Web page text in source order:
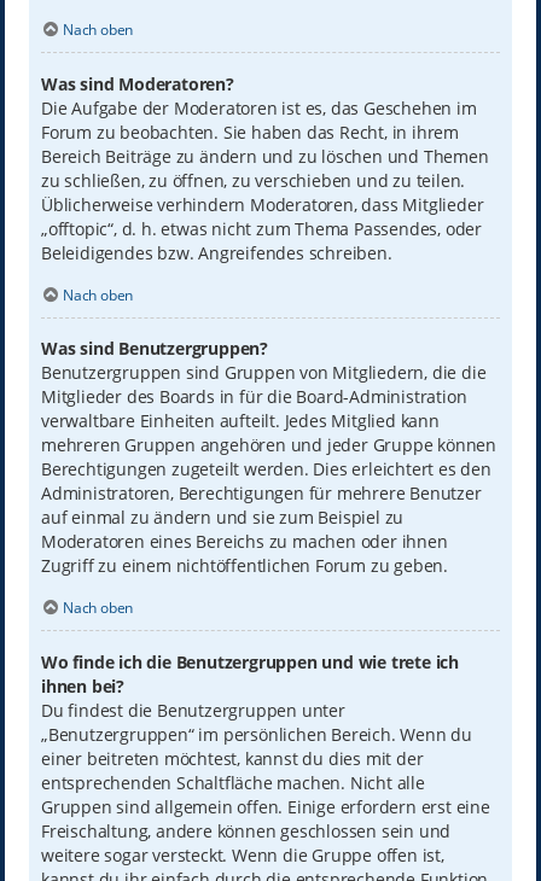
Nach oben
Was sind Moderatoren?
Die Aufgabe der Moderatoren ist es, das Geschehen im
Forum zu beobachten. Sie haben das Recht, in ihrem
Bereich Beiträge zu ändern und zu löschen und Themen
zu schließen, zu öffnen, zu verschieben und zu teilen.
Üblicherweise verhindern Moderatoren, dass Mitglieder
„offtopic“, d. h. etwas nicht zum Thema Passendes, oder
Beleidigendes bzw. Angreifendes schreiben.
Nach oben
Was sind Benutzergruppen?
Benutzergruppen sind Gruppen von Mitgliedern, die die
Mitglieder des Boards in für die Board-Administration
verwaltbare Einheiten aufteilt. Jedes Mitglied kann
mehreren Gruppen angehören und jeder Gruppe können
Berechtigungen zugeteilt werden. Dies erleichtert es den
Administratoren, Berechtigungen für mehrere Benutzer
auf einmal zu ändern und sie zum Beispiel zu
Moderatoren eines Bereichs zu machen oder ihnen
Zugriff zu einem nichtöffentlichen Forum zu geben.
Nach oben
Wo finde ich die Benutzergruppen und wie trete ich
ihnen bei?
Du findest die Benutzergruppen unter
„Benutzergruppen“ im persönlichen Bereich. Wenn du
einer beitreten möchtest, kannst du dies mit der
entsprechenden Schaltfläche machen. Nicht alle
Gruppen sind allgemein offen. Einige erfordern erst eine
Freischaltung, andere können geschlossen sein und
weitere sogar versteckt. Wenn die Gruppe offen ist,